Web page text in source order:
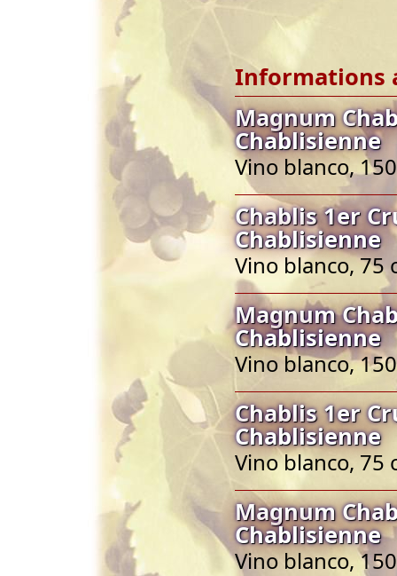
Informations
Magnum
Chablisienne
Vino blanco,
Chablis 1er
Chablisienne
Vino blanco, 75
Magnum
Chablisienne
Vino blanco,
Chablis 1er
Chablisienne
Vino blanco, 75
Magnum
Chablisienne
Vino blanco,